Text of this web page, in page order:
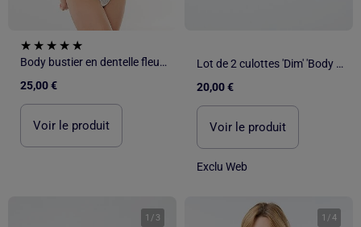
Body bustier en dentelle fleurie
25,00 €
Voir le produit
Lot de 2 culottes 'Dim' 'Body touch'
20,00 €
Voir le produit
Exclu Web
1 / 3 1 /4